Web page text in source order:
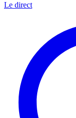
Le direct